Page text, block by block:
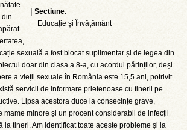
| Sectiune:
Educație și Învățământ
din
sexuală a fost blocat suplimentar și de legea din
doar din clasa a 8-a, cu acordul părinților, deși
a vieții sexuale în România este 15,5 ani, potrivit
servicii de informare prietenoase cu tinerii pe
Lipsa acestora duce la consecințe grave,
mame minore și un procent considerabil de infecții
la tineri. Am identificat toate aceste probleme și la